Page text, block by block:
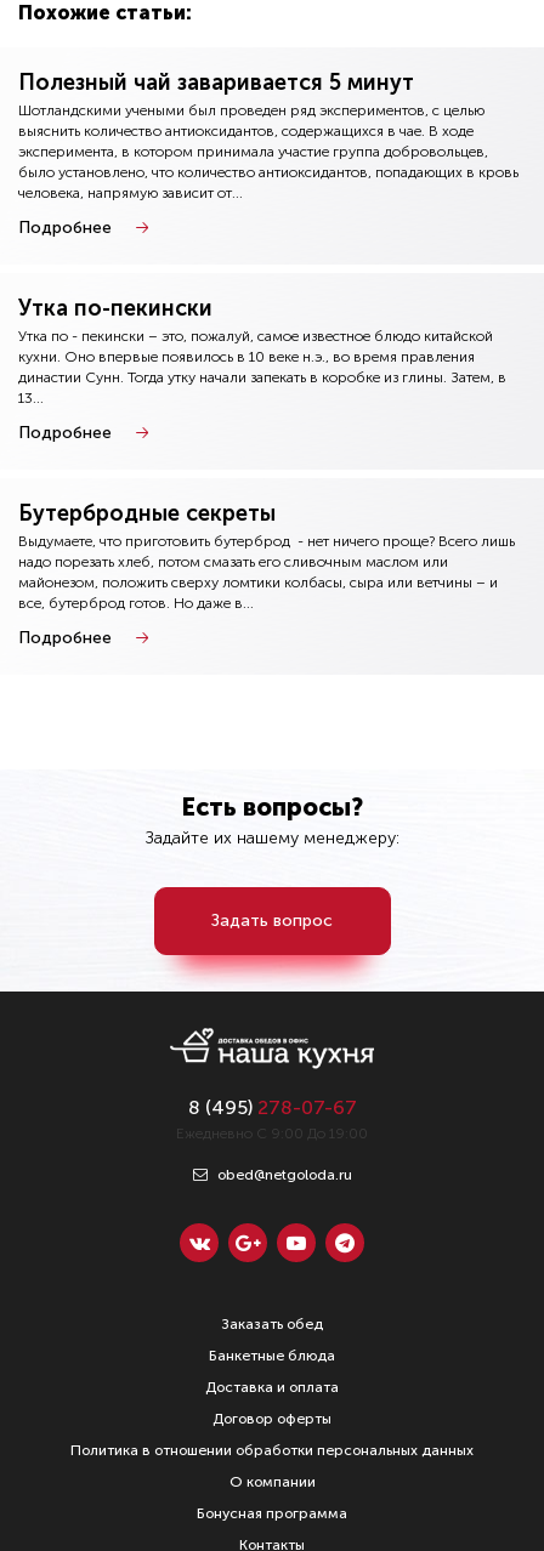
Похожие статьи:
Полезный чай заваривается 5 минут
Шотландскими учеными был проведен ряд экспериментов, с целью
выяснить количество антиоксидантов, содержащихся в чае. В ходе
эксперимента, в котором принимала участие группа добровольцев,
было установлено, что количество антиоксидантов, попадающих в кровь
человека, напрямую зависит от...
Подробнее
Утка по-пекински
Утка по - пекински – это, пожалуй, самое известное блюдо китайской
кухни. Оно впервые появилось в 10 веке н.э., во время правления
династии Сунн. Тогда утку начали запекать в коробке из глины. Затем, в
13...
Подробнее
Бутербродные секреты
Выдумаете, что приготовить бутерброд - нет ничего проще? Всего лишь
надо порезать хлеб, потом смазать его сливочным маслом или
майонезом, положить сверху ломтики колбасы, сыра или ветчины – и
все, бутерброд готов. Но даже в...
Подробнее
Есть вопросы?
Задайте их нашему менеджеру:
Задать вопрос
8 (495) 278-07-67
Ежедневно С 9:00 До 19:00
obed@netgoloda.ru
Заказать обед
Банкетные блюда
Доставка и оплата
Договор оферты
Политика в отношении обработки персональных данных
О компании
Бонусная программа
Контакты